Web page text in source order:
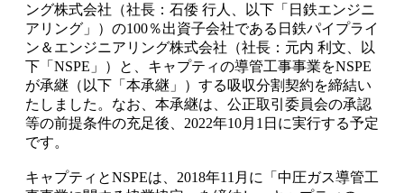
ング株式会社（社長：石倭 行人、以下「日鉄エンジニ
アリング」）の100％出資子会社である日鉄パイプライ
ン＆エンジニアリング株式会社（社長：元内 利文、以
下「NSPE」）と、キャプティの導管工事事業をNSPE
が承継（以下「本承継」）する吸収分割契約を締結い
たしました。なお、本承継は、公正取引委員会の承認
等の前提条件の充足後、2022年10月1日に実行する予定
です。
キャプティとNSPEは、2018年11月に「中圧ガス導管工